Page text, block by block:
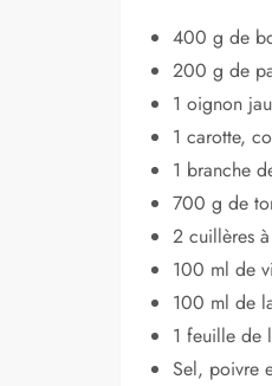
400 g de
200 g de
1 oignon
1 carotte,
1 branche
700 g de
2 cuillères
100 ml de
100 ml de
1 feuille de
Sel, poivre